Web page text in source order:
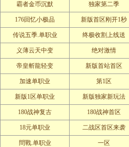
霸者金币沉默 独家第二季
176回忆小极品 新版首区刚开1秒
传说五季.单职业 终极收割上线送
义薄云天中变 绝对激情
帝皇斬龍轻变 新版首站首区
加速单职业 第1区
新版1区单职业 新版独家新玩法
180战神复古 180战神首区
18元单职业 二战区首区来袭
問戰.单职业 一区